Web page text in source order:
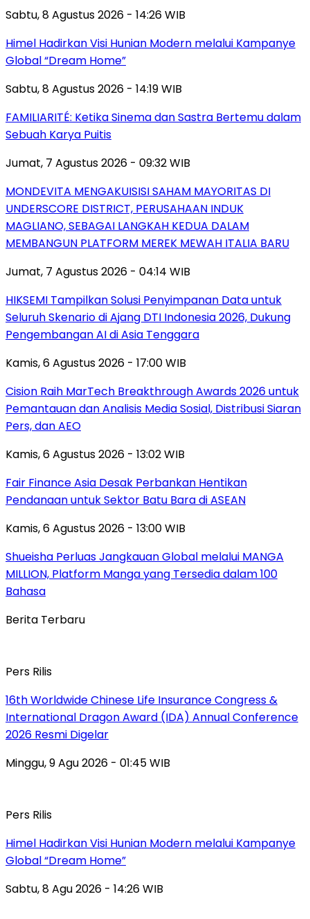
Sabtu, 8 Agustus 2026 - 14:26 WIB
Himel Hadirkan Visi Hunian Modern melalui Kampanye
Global “Dream Home”
Sabtu, 8 Agustus 2026 - 14:19 WIB
FAMILIARITÉ: Ketika Sinema dan Sastra Bertemu dalam
Sebuah Karya Puitis
Jumat, 7 Agustus 2026 - 09:32 WIB
MONDEVITA MENGAKUISISI SAHAM MAYORITAS DI
UNDERSCORE DISTRICT, PERUSAHAAN INDUK
MAGLIANO, SEBAGAI LANGKAH KEDUA DALAM
MEMBANGUN PLATFORM MEREK MEWAH ITALIA BARU
Jumat, 7 Agustus 2026 - 04:14 WIB
HIKSEMI Tampilkan Solusi Penyimpanan Data untuk
Seluruh Skenario di Ajang DTI Indonesia 2026, Dukung
Pengembangan AI di Asia Tenggara
Kamis, 6 Agustus 2026 - 17:00 WIB
Cision Raih MarTech Breakthrough Awards 2026 untuk
Pemantauan dan Analisis Media Sosial, Distribusi Siaran
Pers, dan AEO
Kamis, 6 Agustus 2026 - 13:02 WIB
Fair Finance Asia Desak Perbankan Hentikan
Pendanaan untuk Sektor Batu Bara di ASEAN
Kamis, 6 Agustus 2026 - 13:00 WIB
Shueisha Perluas Jangkauan Global melalui MANGA
MILLION, Platform Manga yang Tersedia dalam 100
Bahasa
Berita Terbaru
Pers Rilis
16th Worldwide Chinese Life Insurance Congress &
International Dragon Award (IDA) Annual Conference
2026 Resmi Digelar
Minggu, 9 Agu 2026 - 01:45 WIB
Pers Rilis
Himel Hadirkan Visi Hunian Modern melalui Kampanye
Global “Dream Home”
Sabtu, 8 Agu 2026 - 14:26 WIB